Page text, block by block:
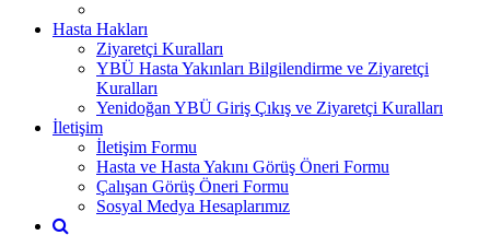
Hasta Hakları
Ziyaretçi Kuralları
YBÜ Hasta Yakınları Bilgilendirme ve Ziyaretçi
Kuralları
Yenidoğan YBÜ Giriş Çıkış ve Ziyaretçi Kuralları
İletişim
İletişim Formu
Hasta ve Hasta Yakını Görüş Öneri Formu
Çalışan Görüş Öneri Formu
Sosyal Medya Hesaplarımız